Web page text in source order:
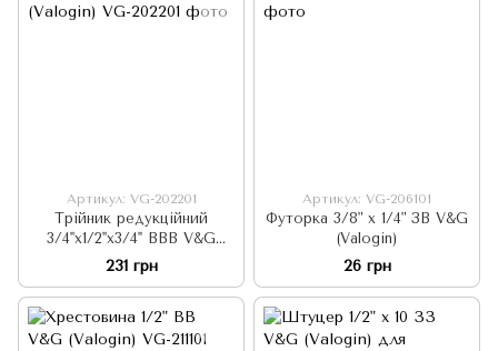
Артикул: VG-202201
Трійник редукційний
3/4''х1/2''х3/4'' ВВВ V&G
(Valogin)
231 грн
Артикул: VG-206101
Футорка 3/8" x 1/4" ЗВ V&G
(Valogin)
26 грн